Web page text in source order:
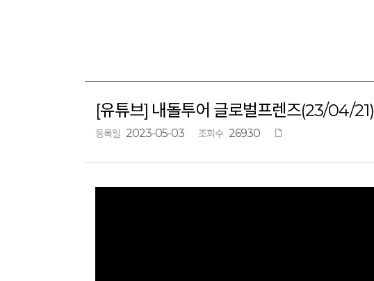
[유튜브] 내돌투어 글로벌프렌즈(23/04/21)
등록일 2023-05-03 조회수 26930